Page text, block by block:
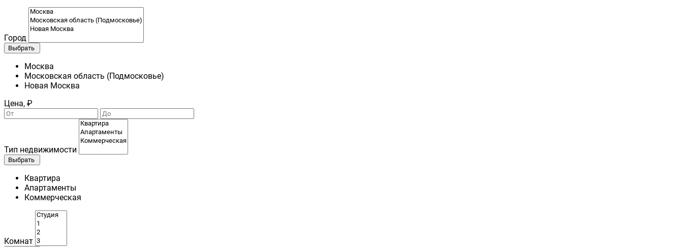
Город
Выбрать
Москва
Московская область (Подмосковье)
Новая Москва
Цена, ₽
Тип недвижимости
Выбрать
Квартира
Апартаменты
Коммерческая
Комнат